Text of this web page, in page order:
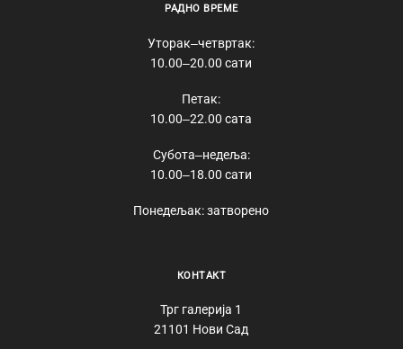
РАДНО ВРЕМЕ
Уторак‒четвртак:
10.00‒20.00 сати
Петак:
10.00‒22.00 сата
Субота‒недеља:
10.00‒18.00 сати
Понедељак: затворено
КОНТАКТ
Трг галерија 1
21101 Нови Сад